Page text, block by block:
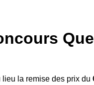
lieu la remise des prix du